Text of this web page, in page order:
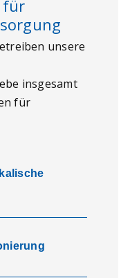
für
unsere
insgesamt
für